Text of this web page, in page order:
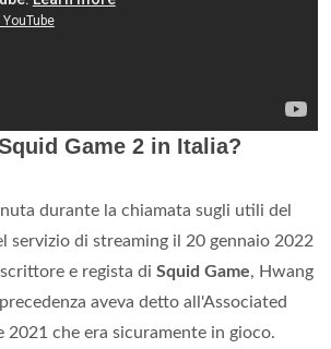
Game 2 in Italia?
durante la chiamata sugli utili del
servizio di streaming il 20 gennaio 2022
e regista di Squid Game, Hwang
aveva detto all'Associated
2021 che era sicuramente in gioco.